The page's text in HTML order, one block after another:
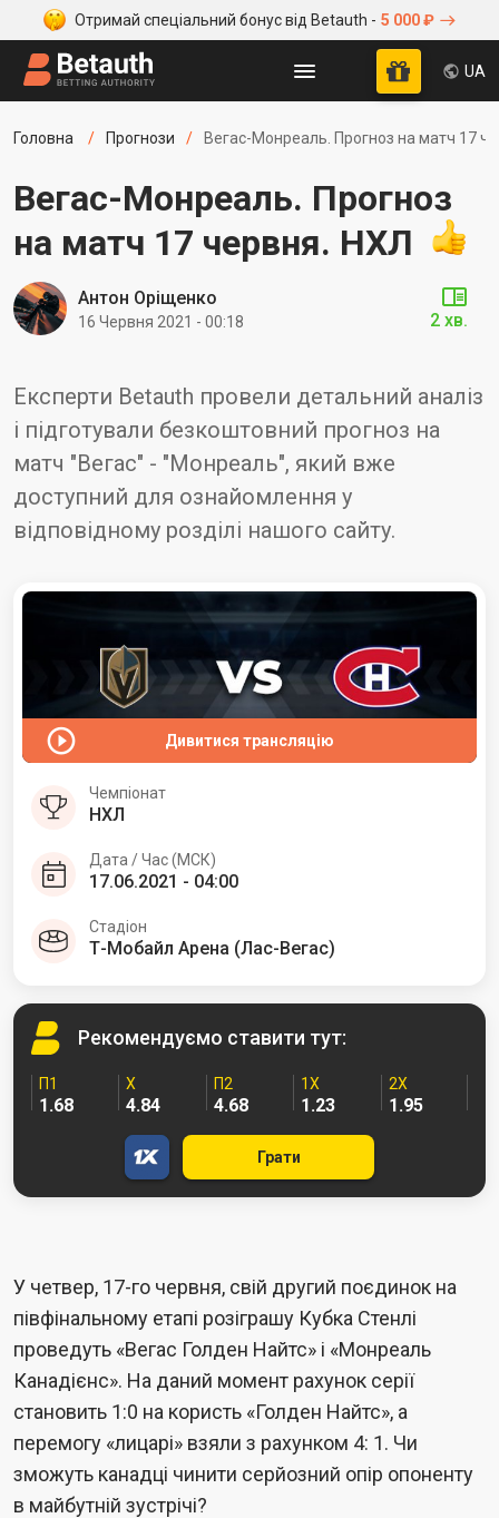
Отримай спеціальний бонус від Betauth - 5 000 ₽
UA
Головна Прогнози Вегас-Монреаль. Прогноз на матч 17
Вегас-Монреаль. Прогноз
на матч 17 червня. НХЛ
Експерти Betauth провели детальний аналіз
і підготували безкоштовний прогноз на
матч "Вегас" - "Монреаль", який вже
доступний для ознайомлення у
відповідному розділі нашого сайту.
Антон Оріщенко
16 Червня 2021 - 00:18 2 хв.
Дивитися трансляцію
Чемпіонат
НХЛ
Дата / Час (МСК)
17.06.2021 - 04:00
Стадіон
Т-Мобайл Арена (Лас-Вегас)
Рекомендуємо ставити тут:
П1
1.68
Х
4.84
П2
4.68
1X
1.23
2X
1.95
Грати
У четвер, 17-го червня, свій другий поєдинок на
півфінальному етапі розіграшу Кубка Стенлі
проведуть «Вегас Голден Найтс» і «Монреаль
Канадієнс». На даний момент рахунок серії
становить 1:0 на користь «Голден Найтс», а
перемогу «лицарі» взяли з рахунком 4: 1. Чи
зможуть канадці чинити серйозний опір опоненту
в майбутній зустрічі?